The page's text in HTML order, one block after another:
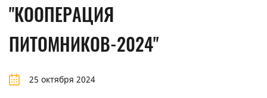
"КООПЕРАЦИЯ
ПИТОМНИКОВ-2024"
25 октября 2024